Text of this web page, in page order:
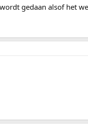
gedaan alsof het